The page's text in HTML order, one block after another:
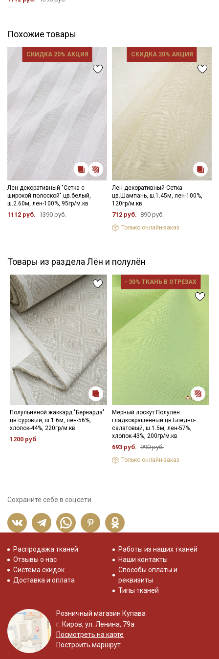
при необходимости.
ткани в зависимости от настроек вашего монитора и в
зависимости от партии тон ткани может отличаться.
Похожие товары
СКИДКА 20% АКЦИЯ
Лен декоративный "Сетка с
широкой полоской" цв.белый,
ш.2.60м, лен-100%, 95гр/м.кв
1112 руб. 1390 руб.
СКИДКА 20% АКЦИЯ
Лен декоративный Сетка
цв.Шампань, ш.1.45м, лен-100%,
120гр/м.кв
712 руб. 890 руб.
Только онлайн-заказ
Товары из раздела Лён и полулён
Полульняной жаккард "Бернарда"
цв.суровый, ш.1.6м, лен-56%,
хлопок-44%, 220гр/м.кв
1200 руб.
- 30% ТКАНЬ В ОТРЕЗАХ
Мерный лоскут Полулен
гладкокрашенный цв.Бледно-
салатовый, ш.1.5м, лен-57%,
хлопок-43%, 200гр/м.кв
693 руб. 990 руб.
Только онлайн-заказ
Сохраните себе в соцсети
Распродажа тканей
Отзывы о нас
Система скидок
Доставка и оплата
Работы из наших тканей
Наши контакты
Способы оплаты и
реквизиты
Типы тканей
Розничный магазин Купава
г. Киров, ул. Ленина, 79а
Посмотреть на карте
Построить маршрут